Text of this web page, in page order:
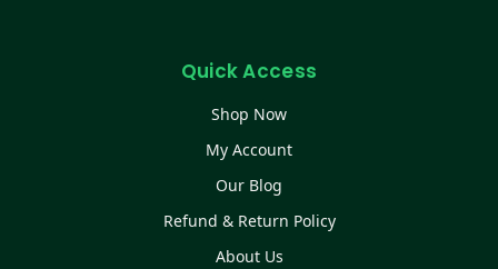
Quick Access
Shop Now
My Account
Our Blog
Refund & Return Policy
About Us